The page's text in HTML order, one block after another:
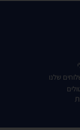
שלנו